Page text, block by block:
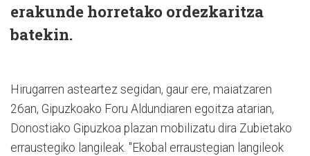
erakunde horretako ordezkaritza
batekin.
Hirugarren asteartez segidan, gaur ere, maiatzaren
26an, Gipuzkoako Foru Aldundiaren egoitza atarian,
Donostiako Gipuzkoa plazan mobilizatu dira Zubietako
erraustegiko langileak. "Ekobal erraustegian langileok